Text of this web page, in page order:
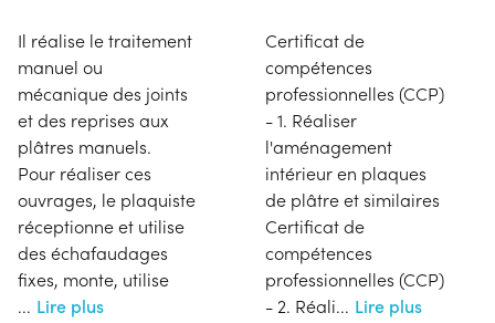
Il réalise le traitement
manuel ou
mécanique des joints
et des reprises aux
plâtres manuels.
Pour réaliser ces
ouvrages, le plaquiste
réceptionne et utilise
des échafaudages
fixes, monte, utilise
... Lire plus
Certificat de
compétences
professionnelles (CCP)
- 1. Réaliser
l'aménagement
intérieur en plaques
de plâtre et similaires
Certificat de
compétences
professionnelles (CCP)
- 2. Réali... Lire plus